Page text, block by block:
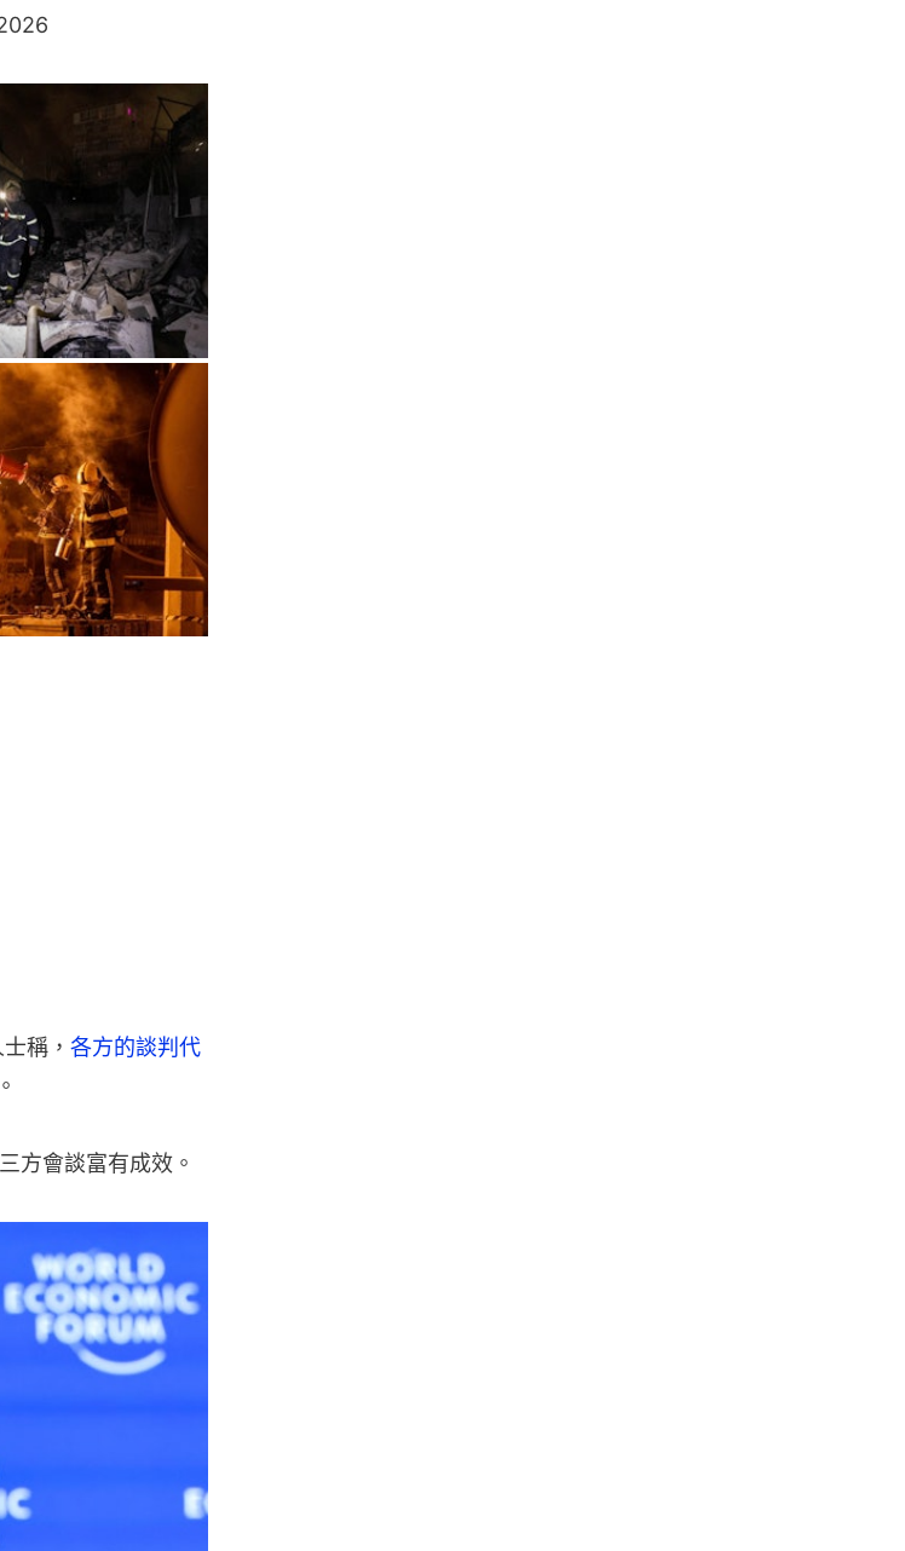
稱， 各方的談判代
。
方會談富有成效。